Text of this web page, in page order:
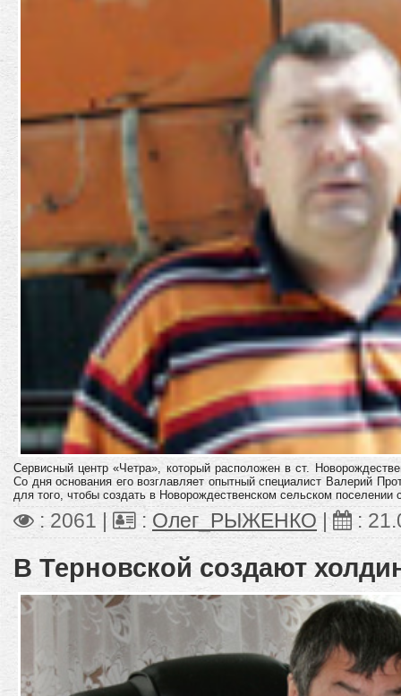
Сервисный центр «Четра», который расположен в ст.
Со дня основания его возглавляет опытный специалист Валерий
для того, чтобы создать в Новорождественском сельском
: 2061 | : Олег_РЫЖЕНКО | :
В Терновской создают